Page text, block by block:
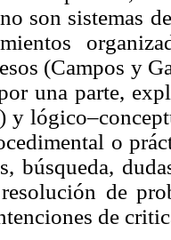
son sistemas
(Campos y
una parte,
y
o
búsqueda,
de
de